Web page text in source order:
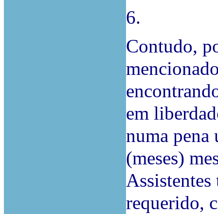
6.
Contudo,
em
numa pena
(meses)
Assistentes
requerido,